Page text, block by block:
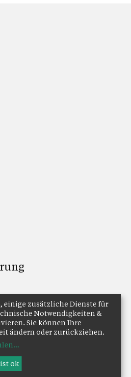
einige zusätzliche Dienste für
Notwendigkeiten &
Sie können Ihre
ändern oder zurückziehen.
...
ok